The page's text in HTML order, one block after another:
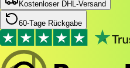
Kostenloser DHL-Versand
60-Tage Rückgabe